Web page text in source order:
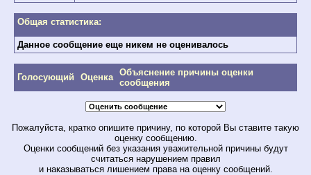
Общая статистика:
Данное сообщение еще никем не оценивалось
Голосующий Оценка Объяснение причины оценки
сообщения
Пожалуйста, кратко опишите причину, по которой Вы ставите такую
оценку сообщению.
Оценки сообщений без указания уважительной причины будут
считаться нарушением правил
и наказываться лишением права на оценку сообщений.